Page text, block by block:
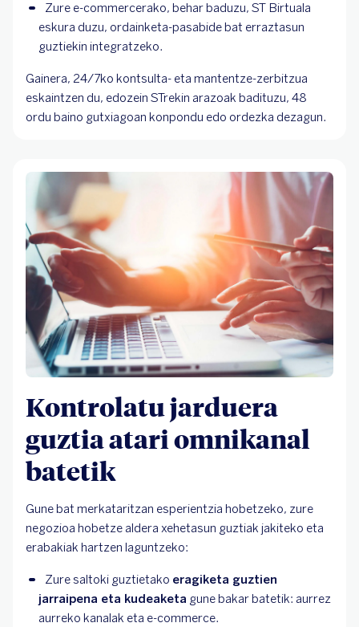
Zure e-commercerako, behar baduzu, ST Birtuala
eskura duzu, ordainketa-pasabide bat erraztasun
guztiekin integratzeko.
Gainera, 24/7ko kontsulta- eta mantentze-zerbitzua
eskaintzen du, edozein STrekin arazoak badituzu, 48
ordu baino gutxiagoan konpondu edo ordezka dezagun.
Kontrolatu jarduera
guztia atari omnikanal
batetik
Gune bat merkataritzan esperientzia hobetzeko, zure
negozioa hobetze aldera xehetasun guztiak jakiteko eta
erabakiak hartzen laguntzeko:
Zure saltoki guztietako eragiketa guztien
jarraipena eta kudeaketa gune bakar batetik: aurrez
aurreko kanalak eta e-commerce.